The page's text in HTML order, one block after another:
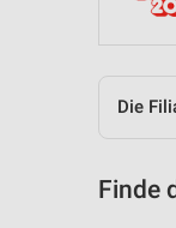
Die
Finde